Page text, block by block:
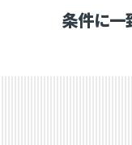
条件に一